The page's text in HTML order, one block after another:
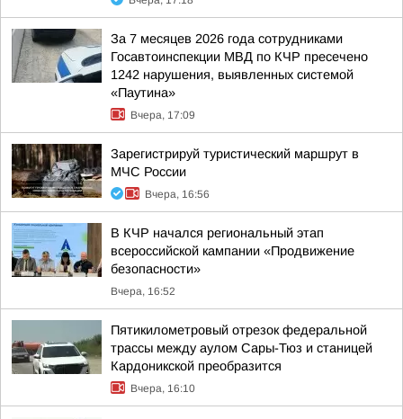
За 7 месяцев 2026 года сотрудниками
Госавтоинспекции МВД по КЧР пресечено
1242 нарушения, выявленных системой
«Паутина»
Вчера, 17:09
Зарегистрируй туристический маршрут в
МЧС России
Вчера, 16:56
В КЧР начался региональный этап
всероссийской кампании «Продвижение
безопасности»
Вчера, 16:52
Пятикилометровый отрезок федеральной
трассы между аулом Сары-Тюз и станицей
Кардоникской преобразится
Вчера, 16:10